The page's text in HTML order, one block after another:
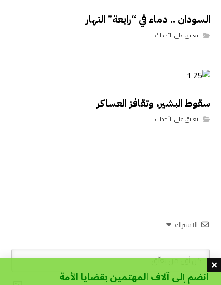
السودان .. دماء في “رابعة” النهار
تعليق على الأحداث
سقوط البشير، وتقافز العساكر
تعليق على الأحداث
الاشتراك
انضم إلى آلاف المهتمين بقضايا الأمة